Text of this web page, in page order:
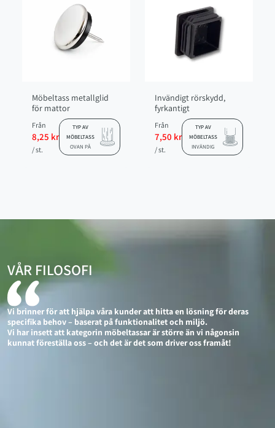
Möbeltass metallglid
för mattor
Från
8,25 kr
/ st.
TYP AV
MÖBELTASS
OVAN PÅ
Invändigt rörskydd,
fyrkantigt
Från
7,50 kr
/ st.
TYP AV
MÖBELTASS
INVÄNDIG
VÅR FILOSOFI
Vi brinner för att hjälpa våra kunder att hitta en lösning för deras
specifika behov – baserat på funktionalitet och miljö.
Vi har insett att kategorin möbeltassar är större än vi någonsin
kunnat föreställa oss – och det är det som driver oss framåt!